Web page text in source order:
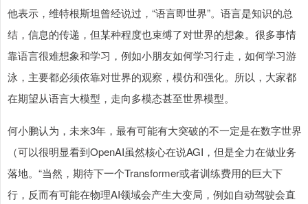
他表示，维特根斯坦曾经说过，“语言即世界”。语言是知识的总
结，信息的传递，但某种程度也束缚了对世界的想象。很多事情
靠语言很难想象和学习，例如小朋友如何学习行走，如何学习游
泳，主要都必须依靠对世界的观察，模仿和强化。所以，大家都
在期望从语言大模型，走向多模态甚至世界模型。
何小鹏认为，未来3年，最有可能有大突破的不一定是在数字世界
（可以很明显看到OpenAI虽然核心在说AGI，但是全力在做业务
落地。“当然，期待下一个Transformer或者训练费用的巨大下
行，反而有可能在物理AI领域会产生大变局，例如自动驾驶会直